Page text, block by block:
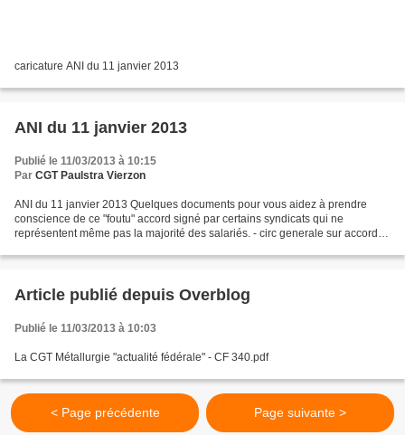
caricature ANI du 11 janvier 2013
ANI du 11 janvier 2013
Publié le 11/03/2013 à 10:15
Par CGT Paulstra Vierzon
ANI du 11 janvier 2013 Quelques documents pour vous aidez à prendre
conscience de ce "foutu" accord signé par certains syndicats qui ne
représentent même pas la majorité des salariés. - circ generale sur accord
Article publié depuis Overblog
Publié le 11/03/2013 à 10:03
La CGT Métallurgie "actualité fédérale" - CF 340.pdf
< Page précédente Page suivante >